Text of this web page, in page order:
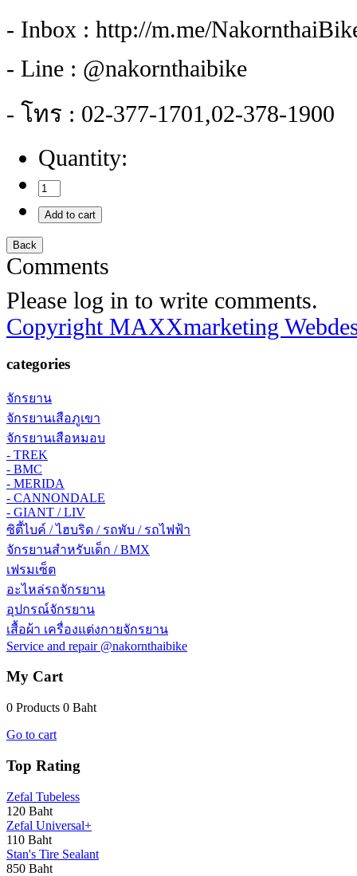
- Inbox : http://m.me/
- Line : @nakornthaibike
- โทร : 02-377-1701,02-378-1900
Quantity:
Comments
Please log in to write comments.
Copyright MAXXmarketing
categories
จักรยาน
จักรยานเสือภูเขา
จักรยานเสือหมอบ
- TREK
- BMC
- MERIDA
- CANNONDALE
- GIANT / LIV
ซิตี้ไบค์ / ไฮบริด / รถพับ / รถไฟฟ้า
จักรยานสำหรับเด็ก / BMX
เฟรมเซ็ต
อะไหล่รถจักรยาน
อุปกรณ์จักรยาน
เสื้อผ้า เครื่องแต่งกายจักรยาน
Service and repair @nakornthaibike
My Cart
0 Products 0 Baht
Go to cart
Top Rating
Zefal Tubeless
120 Baht
Zefal Universal+
110 Baht
Stan's Tire Sealant
850 Baht